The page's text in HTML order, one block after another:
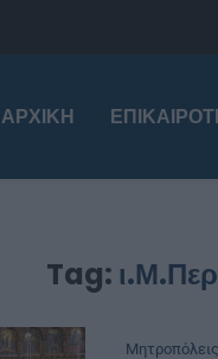
ΑΡΧΙΚΉ
Tag:
Μητροπόλεις